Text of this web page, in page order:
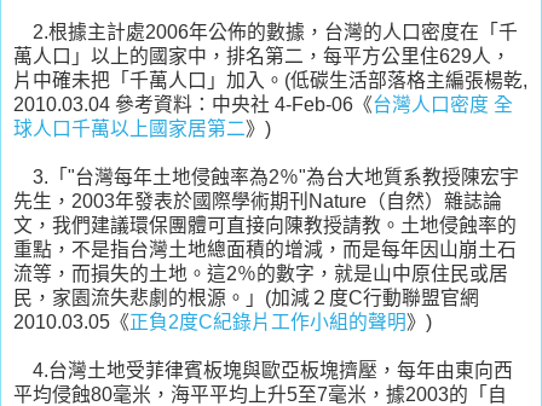
2.根據主計處2006年公佈的數據，台灣的人口密度在「千
萬人口」以上的國家中，排名第二，每平方公里住629人，
片中確未把「千萬人口」加入。(低碳生活部落格主編張楊乾,
2010.03.04 參考資料：中央社 4-Feb-06《台灣人口密度 全
球人口千萬以上國家居第二》)
3.「"台灣每年土地侵蝕率為2％"為台大地質系教授陳宏宇
先生，2003年發表於國際學術期刊Nature（自然）雜誌論
文，我們建議環保團體可直接向陳教授請教。土地侵蝕率的
重點，不是指台灣土地總面積的增減，而是每年因山崩土石
流等，而損失的土地。這2％的數字，就是山中原住民或居
民，家園流失悲劇的根源。」(加減２度C行動聯盟官網
2010.03.05《正負2度C紀錄片工作小組的聲明》)
4.台灣土地受菲律賓板塊與歐亞板塊擠壓，每年由東向西
平均侵蝕80毫米，海平平均上升5至7毫米，據2003的「自